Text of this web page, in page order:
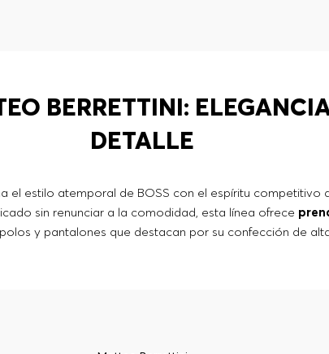
BERRETTINI:
DETALLE
el estilo atemporal de BOSS con el espíritu competitivo
sin renunciar a la comodidad, esta línea ofrece
polos y pantalones que destacan por su confección de